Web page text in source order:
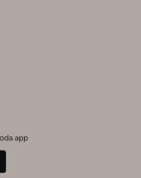
app